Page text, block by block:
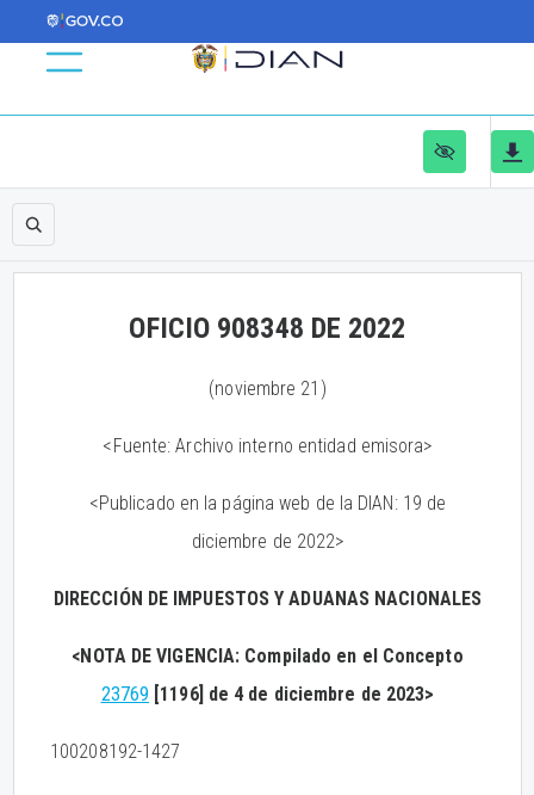
OFICIO 908348 DE 2022
(noviembre 21)
<Fuente: Archivo interno entidad emisora>
<Publicado en la página web de la DIAN: 19 de
diciembre de 2022>
DIRECCIÓN DE IMPUESTOS Y ADUANAS NACIONALES
<NOTA DE VIGENCIA: Compilado en el Concepto
23769 [1196] de 4 de diciembre de 2023>
100208192-1427